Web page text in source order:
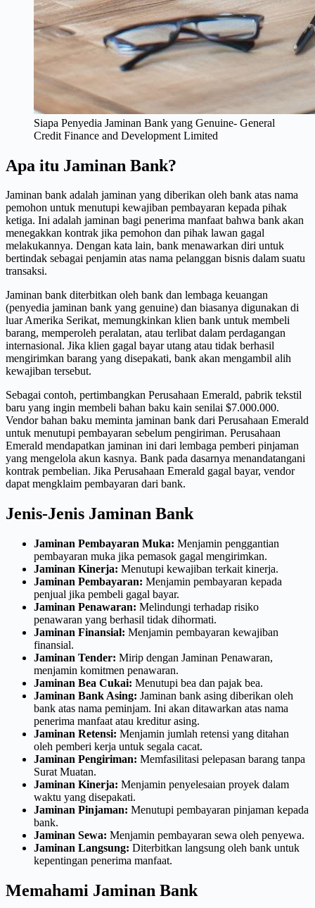
Siapa Penyedia Jaminan Bank yang Genuine- General
Credit Finance and Development Limited
Apa itu Jaminan Bank?
Jaminan bank adalah jaminan yang diberikan oleh bank atas nama
pemohon untuk menutupi kewajiban pembayaran kepada pihak
ketiga. Ini adalah jaminan bagi penerima manfaat bahwa bank akan
menegakkan kontrak jika pemohon dan pihak lawan gagal
melakukannya. Dengan kata lain, bank menawarkan diri untuk
bertindak sebagai penjamin atas nama pelanggan bisnis dalam suatu
transaksi.
Jaminan bank diterbitkan oleh bank dan lembaga keuangan
(penyedia jaminan bank yang genuine) dan biasanya digunakan di
luar Amerika Serikat, memungkinkan klien bank untuk membeli
barang, memperoleh peralatan, atau terlibat dalam perdagangan
internasional. Jika klien gagal bayar utang atau tidak berhasil
mengirimkan barang yang disepakati, bank akan mengambil alih
kewajiban tersebut.
Sebagai contoh, pertimbangkan Perusahaan Emerald, pabrik tekstil
baru yang ingin membeli bahan baku kain senilai $7.000.000.
Vendor bahan baku meminta jaminan bank dari Perusahaan Emerald
untuk menutupi pembayaran sebelum pengiriman. Perusahaan
Emerald mendapatkan jaminan ini dari lembaga pemberi pinjaman
yang mengelola akun kasnya. Bank pada dasarnya menandatangani
kontrak pembelian. Jika Perusahaan Emerald gagal bayar, vendor
dapat mengklaim pembayaran dari bank.
Jenis-Jenis Jaminan Bank
Jaminan Pembayaran Muka: Menjamin penggantian
pembayaran muka jika pemasok gagal mengirimkan.
Jaminan Kinerja: Menutupi kewajiban terkait kinerja.
Jaminan Pembayaran: Menjamin pembayaran kepada
penjual jika pembeli gagal bayar.
Jaminan Penawaran: Melindungi terhadap risiko
penawaran yang berhasil tidak dihormati.
Jaminan Finansial: Menjamin pembayaran kewajiban
finansial.
Jaminan Tender: Mirip dengan Jaminan Penawaran,
menjamin komitmen penawaran.
Jaminan Bea Cukai: Menutupi bea dan pajak bea.
Jaminan Bank Asing: Jaminan bank asing diberikan oleh
bank atas nama peminjam. Ini akan ditawarkan atas nama
penerima manfaat atau kreditur asing.
Jaminan Retensi: Menjamin jumlah retensi yang ditahan
oleh pemberi kerja untuk segala cacat.
Jaminan Pengiriman: Memfasilitasi pelepasan barang tanpa
Surat Muatan.
Jaminan Kinerja: Menjamin penyelesaian proyek dalam
waktu yang disepakati.
Jaminan Pinjaman: Menutupi pembayaran pinjaman kepada
bank.
Jaminan Sewa: Menjamin pembayaran sewa oleh penyewa.
Jaminan Langsung: Diterbitkan langsung oleh bank untuk
kepentingan penerima manfaat.
Memahami Jaminan Bank